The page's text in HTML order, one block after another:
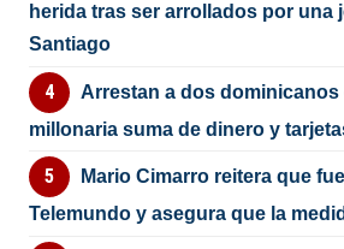
herida tras ser arrollados por una
Santiago
Arrestan a dos dominicanos
millonaria suma de dinero y
Mario Cimarro reitera que
Telemundo y asegura que la